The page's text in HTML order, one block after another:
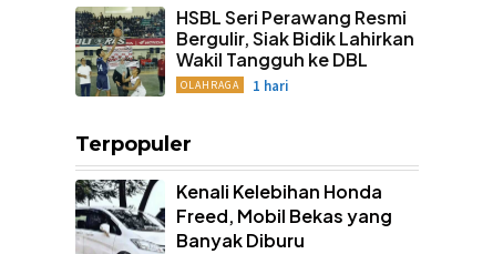
HSBL Seri Perawang Resmi
Bergulir, Siak Bidik Lahirkan
Wakil Tangguh ke DBL
OLAHRAGA 1 hari
Terpopuler
Kenali Kelebihan Honda
Freed, Mobil Bekas yang
Banyak Diburu